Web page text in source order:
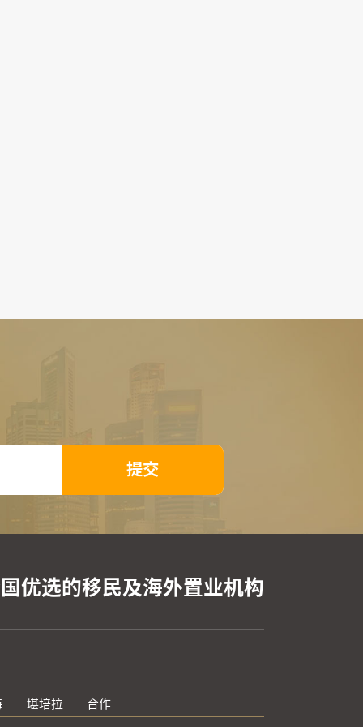
提交
优选的移民及海外置业机构
堪培拉 合作